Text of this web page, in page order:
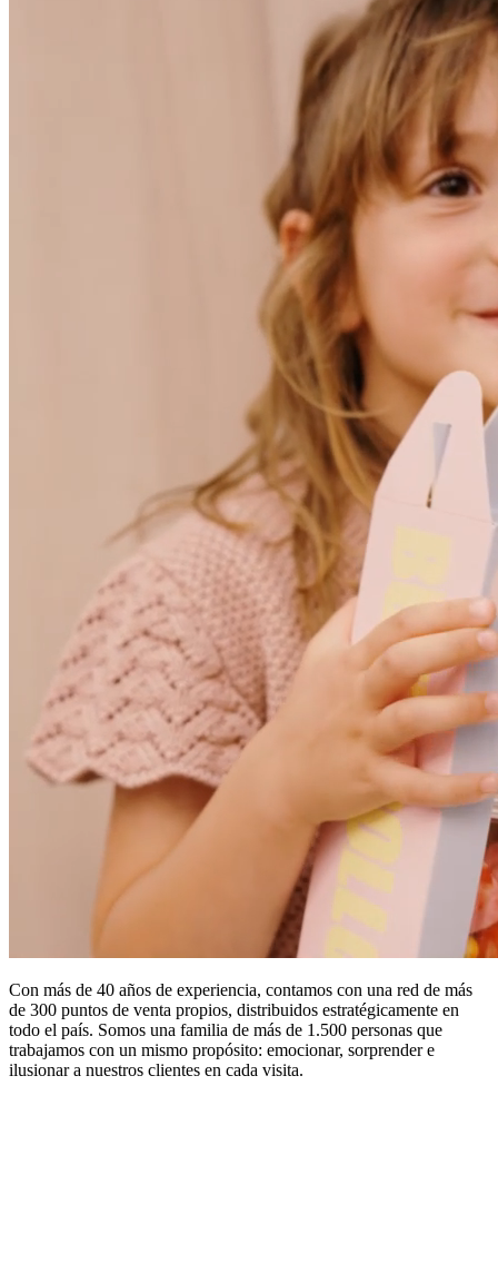
Con más de 40 años de experiencia, contamos con una red de más
de 300 puntos de venta propios, distribuidos estratégicamente en
todo el país. Somos una familia de más de 1.500 personas que
trabajamos con un mismo propósito: emocionar, sorprender e
ilusionar a nuestros clientes en cada visita.